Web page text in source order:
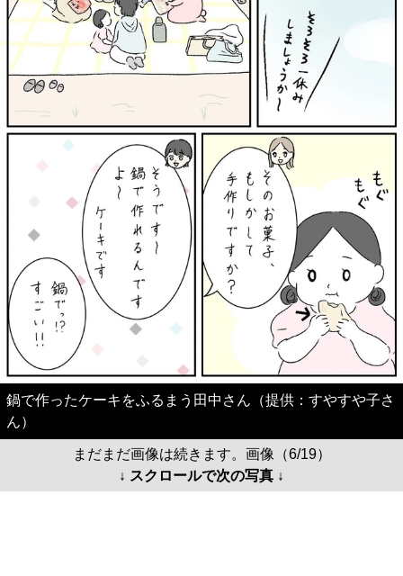
鍋で作ったケーキをふるまう田中さん（提供：すやすや子さ
ん）
まだまだ画像は続きます。画像（6/19）
↓ スクロールで次の写真 ↓